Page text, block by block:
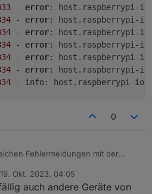
- error: host.raspberrypi-
- error: host.raspberrypi-
- error: host.raspberrypi-
- error: host.raspberrypi-
- error: host.raspberrypi-
- error: host.raspberrypi-
- info: host.raspberrypi-
0
Fehlermeldungen mit der
- error: tapo.0
21:50:06.611 - info: tapo.0
19. Okt. 2023, 04:05
von
auch andere Geräte von